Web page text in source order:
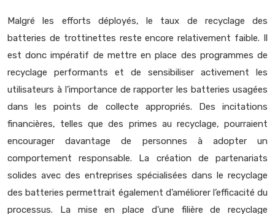
Malgré les efforts déployés, le taux de recyclage des
batteries de trottinettes reste encore relativement faible. Il
est donc impératif de mettre en place des programmes de
recyclage performants et de sensibiliser activement les
utilisateurs à l’importance de rapporter les batteries usagées
dans les points de collecte appropriés. Des incitations
financières, telles que des primes au recyclage, pourraient
encourager davantage de personnes à adopter un
comportement responsable. La création de partenariats
solides avec des entreprises spécialisées dans le recyclage
des batteries permettrait également d’améliorer l’efficacité du
processus. La mise en place d’une filière de recyclage